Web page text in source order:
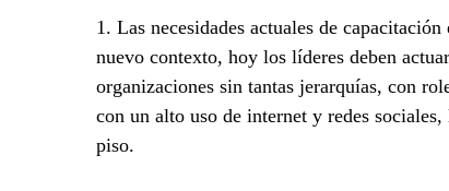
1. Las necesidades actuales de
nuevo contexto, hoy los líderes deben
organizaciones sin tantas jerarquías, con
con un alto uso de internet y redes
piso.